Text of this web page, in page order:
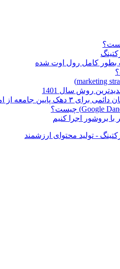
بطور کامل رول اوت شده
روش سال 1401
جامعه از امروز ارائه شده
با بروشور اجرا کنیم